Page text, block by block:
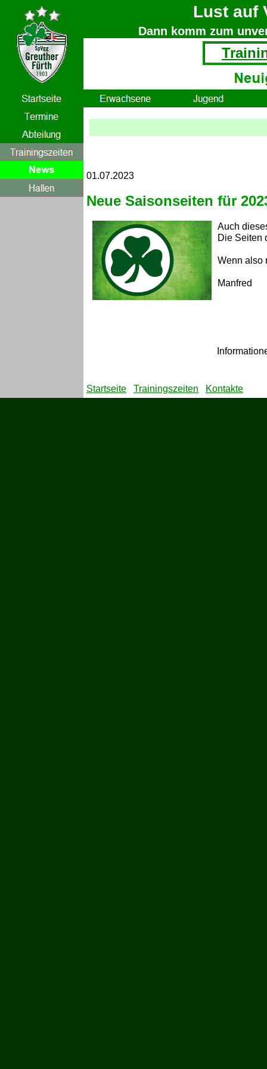
Lust auf
Dann komm zum
01.07.2023
Neue Saisonseiten für
Auch
Die Seiten
Wenn also
Manfred
Startseite Trainingszeiten Kontakte